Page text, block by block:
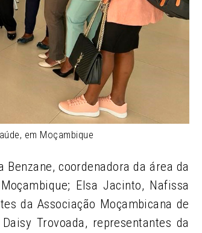
em Moçambique
coordenadora da área da
Elsa Jacinto, Nafissa
da Associação Moçambicana de
Trovoada, representantes da